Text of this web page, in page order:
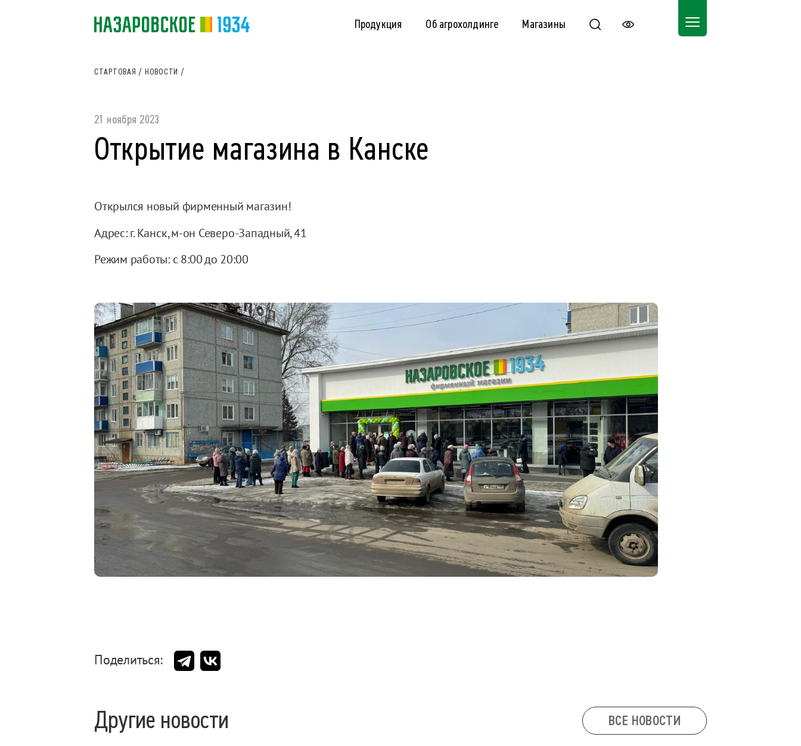
Продукция Об агрохолдинге Магазины
СТАРТОВАЯ / НОВОСТИ /
21 ноября 2023
Открытие магазина в Канске
Открылся новый фирменный магазин!
Адрес: г. Канск, м-он Северо-Западный, 41
Режим работы: с 8:00 до 20:00
Поделиться:
Другие новости ВСЕ НОВОСТИ